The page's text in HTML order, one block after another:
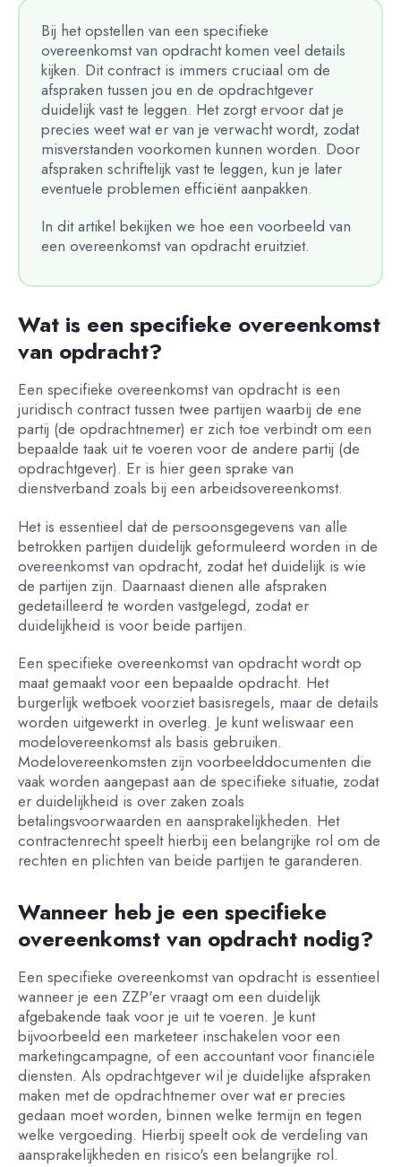
Bij het opstellen van een specifieke
overeenkomst van opdracht komen veel details
kijken. Dit contract is immers cruciaal om de
afspraken tussen jou en de opdrachtgever
duidelijk vast te leggen. Het zorgt ervoor dat je
precies weet wat er van je verwacht wordt, zodat
misverstanden voorkomen kunnen worden. Door
afspraken schriftelijk vast te leggen, kun je later
eventuele problemen efficiënt aanpakken.
In dit artikel bekijken we hoe een voorbeeld van
een overeenkomst van opdracht eruitziet.
Wat is een specifieke overeenkomst
van opdracht?
Een specifieke overeenkomst van opdracht is een
juridisch contract tussen twee partijen waarbij de ene
partij (de opdrachtnemer) er zich toe verbindt om een
bepaalde taak uit te voeren voor de andere partij (de
opdrachtgever). Er is hier geen sprake van
dienstverband zoals bij een arbeidsovereenkomst.
Het is essentieel dat de persoonsgegevens van alle
betrokken partijen duidelijk geformuleerd worden in de
overeenkomst van opdracht, zodat het duidelijk is wie
de partijen zijn. Daarnaast dienen alle afspraken
gedetailleerd te worden vastgelegd, zodat er
duidelijkheid is voor beide partijen.
Een specifieke overeenkomst van opdracht wordt op
maat gemaakt voor een bepaalde opdracht. Het
burgerlijk wetboek voorziet basisregels, maar de details
worden uitgewerkt in overleg. Je kunt weliswaar een
modelovereenkomst als basis gebruiken.
Modelovereenkomsten zijn voorbeelddocumenten die
vaak worden aangepast aan de specifieke situatie, zodat
er duidelijkheid is over zaken zoals
betalingsvoorwaarden en aansprakelijkheden. Het
contractenrecht speelt hierbij een belangrijke rol om de
rechten en plichten van beide partijen te garanderen.
Wanneer heb je een specifieke
overeenkomst van opdracht nodig?
Een specifieke overeenkomst van opdracht is essentieel
wanneer je een ZZP'er vraagt om een duidelijk
afgebakende taak voor je uit te voeren. Je kunt
bijvoorbeeld een marketeer inschakelen voor een
marketingcampagne, of een accountant voor financiële
diensten. Als opdrachtgever wil je duidelijke afspraken
maken met de opdrachtnemer over wat er precies
gedaan moet worden, binnen welke termijn en tegen
welke vergoeding. Hierbij speelt ook de verdeling van
aansprakelijkheden en risico's een belangrijke rol.